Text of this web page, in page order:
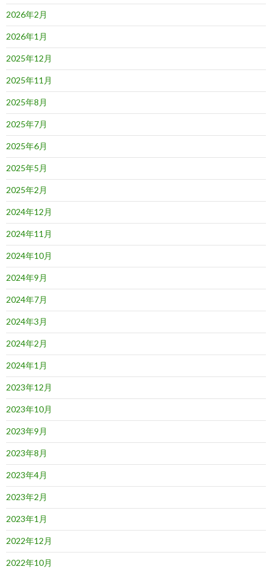
2026年2月
2026年1月
2025年12月
2025年11月
2025年8月
2025年7月
2025年6月
2025年5月
2025年2月
2024年12月
2024年11月
2024年10月
2024年9月
2024年7月
2024年3月
2024年2月
2024年1月
2023年12月
2023年10月
2023年9月
2023年8月
2023年4月
2023年2月
2023年1月
2022年12月
2022年10月